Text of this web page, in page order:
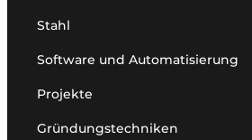
Stahl
Software und Automatisierung
Projekte
Gründungstechniken